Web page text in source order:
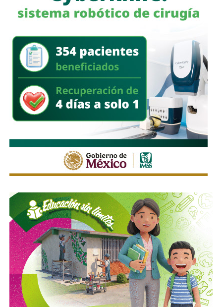
sino a
todas las personas que realizan labores de
cuidadoen el estado,incluidas madres, hijas
familiares con enfermedades o discapacidad.
En elámbito estatal, el colectivo logró la incorporación
delartículo 12 Bis a la Constitución local
, que reconoce
el derecho a cuidar y a ser cuidado en condiciones dignas.
Sin embargo, advirtió que la ley que debe crear elSistema
Estatal de Cuidados
aún no ha sido aprobada.
La dirigente explicó queel proceso legislativo
continuaráa partir de septiembre, cuando elCongreso
reanude actividades y se retomen las mesas de trabajo
con dependencias estatales para definir el funcionamiento
del sistema y el presupuesto necesario para su
implementación.